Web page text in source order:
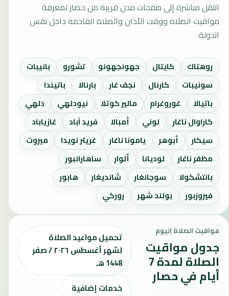
انتقل مباشرة إلى صفحات مدن قريبة من حصار لمعرفة
مواقيت الصلاة ووقت الأذان والصلاة القادمة داخل نفس
الدولة.
روهتاك كايتال جهونجهونو تشورو
بانيبات
سونيبات
كارنال نجف غار بارنالا
باتيندا
باتيالا
غوروغرام مالير كوتلا نيودلهي
دلهي
كاراوال ناغار
لوني أمبالا فريد آباد
غازياباد
سيكار
أبوهر يامونا ناغار غريتر نويدا
ميروت
مظفر ناغار
لوديانا ألوار
ساهارانبور
بانتشكولا
سوجانغار شانديغار
هابور
فيروزبور
بولند شهر روركي
مواقيت الصلاة اليوم
جدول مواقيت
الصلاة لمدة 7
أيام في حصار
تحميل مواعيد الصلاة
لشهر أغسطس ٢٠٢٦ / صفر
1448 هـ
خدمات إضافية